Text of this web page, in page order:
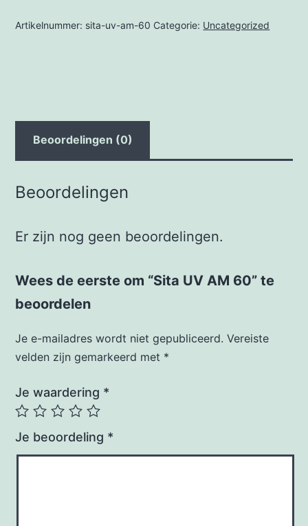
Artikelnummer: sita-uv-am-60 Categorie: Uncategorized
Beoordelingen (0)
Beoordelingen
Er zijn nog geen beoordelingen.
Wees de eerste om “Sita UV AM 60” te
beoordelen
Je e-mailadres wordt niet gepubliceerd. Vereiste
velden zijn gemarkeerd met *
Je waardering *
Je beoordeling *